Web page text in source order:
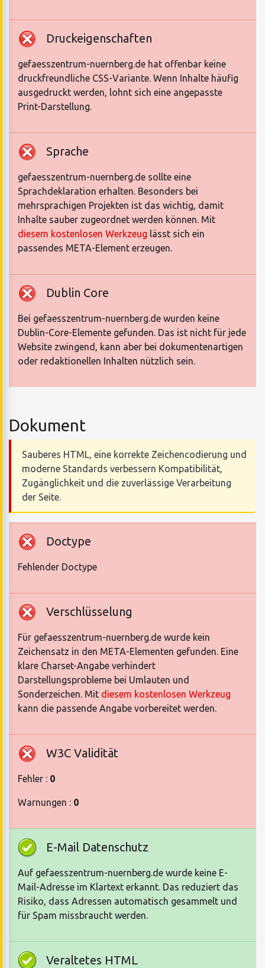
Druckeigenschaften
gefaesszentrum-nuernberg.de hat offenbar keine
druckfreundliche CSS-Variante. Wenn Inhalte häufig
ausgedruckt werden, lohnt sich eine angepasste
Print-Darstellung.
Sprache
gefaesszentrum-nuernberg.de sollte eine
Sprachdeklaration erhalten. Besonders bei
mehrsprachigen Projekten ist das wichtig, damit
Inhalte sauber zugeordnet werden können. Mit
diesem kostenlosen Werkzeug lässt sich ein
passendes META-Element erzeugen.
Dublin Core
Bei gefaesszentrum-nuernberg.de wurden keine
Dublin-Core-Elemente gefunden. Das ist nicht für jede
Website zwingend, kann aber bei dokumentenartigen
oder redaktionellen Inhalten nützlich sein.
Dokument
Sauberes HTML, eine korrekte Zeichencodierung und
moderne Standards verbessern Kompatibilität,
Zugänglichkeit und die zuverlässige Verarbeitung
der Seite.
Doctype
Fehlender Doctype
Verschlüsselung
Für gefaesszentrum-nuernberg.de wurde kein
Zeichensatz in den META-Elementen gefunden. Eine
klare Charset-Angabe verhindert
Darstellungsprobleme bei Umlauten und
Sonderzeichen. Mit diesem kostenlosen Werkzeug
kann die passende Angabe vorbereitet werden.
W3C Validität
Fehler : 0
Warnungen : 0
E-Mail Datenschutz
Auf gefaesszentrum-nuernberg.de wurde keine E-
Mail-Adresse im Klartext erkannt. Das reduziert das
Risiko, dass Adressen automatisch gesammelt und
für Spam missbraucht werden.
Veraltetes HTML